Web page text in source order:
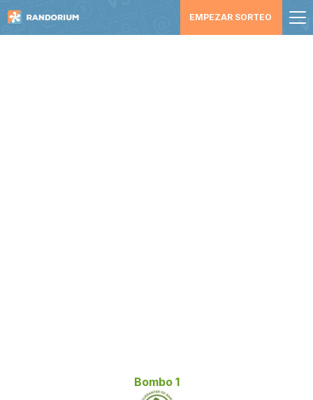
EMPEZAR SORTEO
Bombo 1